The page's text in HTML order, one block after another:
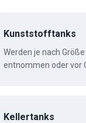
Kunststofftanks
Werden je nach
entnommen oder vor
Kellertanks